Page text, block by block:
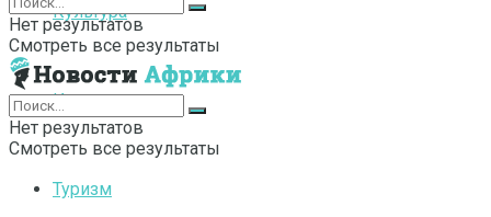
Культура
Интернет
Туризм
Нет результатов
Смотреть все результаты
Нет результатов
Смотреть все результаты